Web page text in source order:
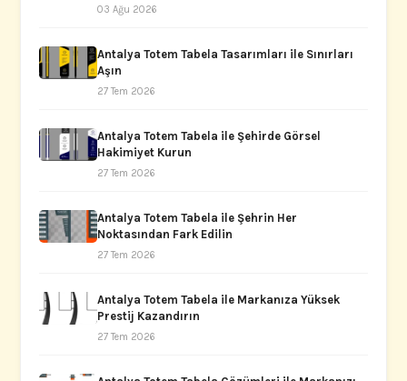
03 Ağu 2026
Antalya Totem Tabela Tasarımları ile Sınırları
Aşın
27 Tem 2026
Antalya Totem Tabela ile Şehirde Görsel
Hakimiyet Kurun
27 Tem 2026
Antalya Totem Tabela ile Şehrin Her
Noktasından Fark Edilin
27 Tem 2026
Antalya Totem Tabela ile Markanıza Yüksek
Prestij Kazandırın
27 Tem 2026